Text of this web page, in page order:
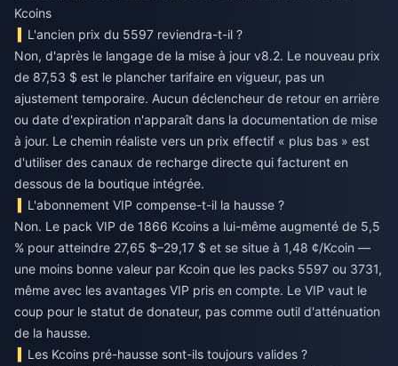
Kcoins
L'ancien prix du 5597 reviendra-t-il ?
Non, d'après le langage de la mise à jour v8.2. Le nouveau prix
de 87,53 $ est le plancher tarifaire en vigueur, pas un
ajustement temporaire. Aucun déclencheur de retour en arrière
ou date d'expiration n'apparaît dans la documentation de mise
à jour. Le chemin réaliste vers un prix effectif « plus bas » est
d'utiliser des canaux de recharge directe qui facturent en
dessous de la boutique intégrée.
L'abonnement VIP compense-t-il la hausse ?
Non. Le pack VIP de 1866 Kcoins a lui-même augmenté de 5,5
% pour atteindre 27,65 $–29,17 $ et se situe à 1,48 ¢/Kcoin —
une moins bonne valeur par Kcoin que les packs 5597 ou 3731,
même avec les avantages VIP pris en compte. Le VIP vaut le
coup pour le statut de donateur, pas comme outil d'atténuation
de la hausse.
Les Kcoins pré-hausse sont-ils toujours valides ?